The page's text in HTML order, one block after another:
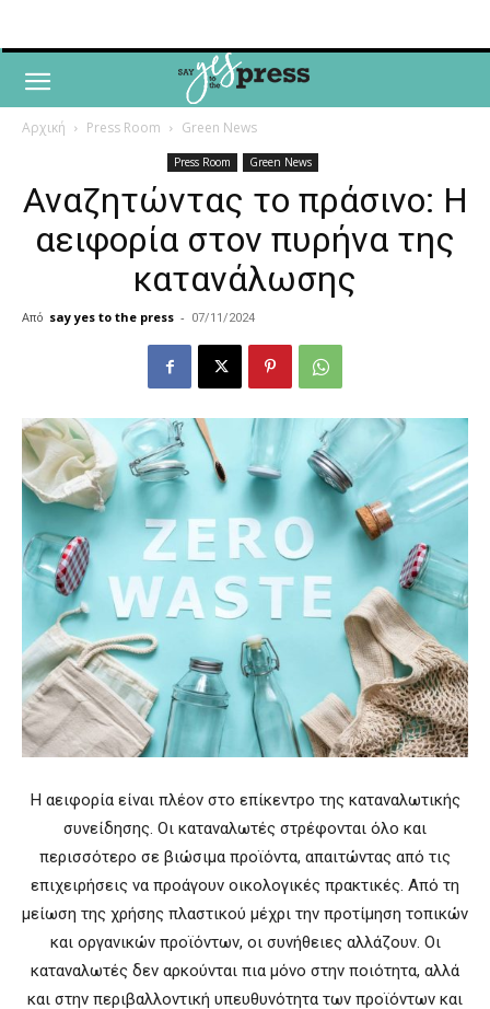
Αρχική Press Room Green News
Press Room Green News
Αναζητώντας το πράσινο: Η
αειφορία στον πυρήνα της
κατανάλωσης
Από say yes to the press - 07/11/2024
Η αειφορία είναι πλέον στο επίκεντρο της καταναλωτικής
συνείδησης. Οι καταναλωτές στρέφονται όλο και
περισσότερο σε βιώσιμα προϊόντα, απαιτώντας από τις
επιχειρήσεις να προάγουν οικολογικές πρακτικές. Από τη
μείωση της χρήσης πλαστικού μέχρι την προτίμηση τοπικών
και οργανικών προϊόντων, οι συνήθειες αλλάζουν. Οι
καταναλωτές δεν αρκούνται πια μόνο στην ποιότητα, αλλά
και στην περιβαλλοντική υπευθυνότητα των προϊόντων και